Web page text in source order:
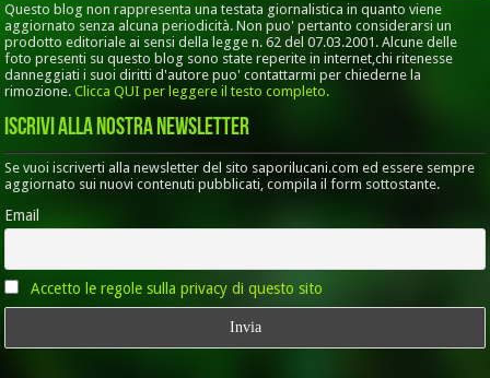
Questo blog non rappresenta una testata giornalistica in quanto viene
aggiornato senza alcuna periodicità. Non puo' pertanto considerarsi un
prodotto editoriale ai sensi della legge n. 62 del 07.03.2001. Alcune delle
foto presenti su questo blog sono state reperite in internet,chi ritenesse
danneggiati i suoi diritti d'autore puo' contattarmi per chiederne la
rimozione.Clicca QUI per leggere il testo completo.
Iscrivi alla nostra Newsletter
Se vuoi iscriverti alla newsletter del sito saporilucani.com ed essere sempre
aggiornato sui nuovi contenuti pubblicati, compila il form sottostante.
Email
Accetto le regole sulla privacy di questo sito